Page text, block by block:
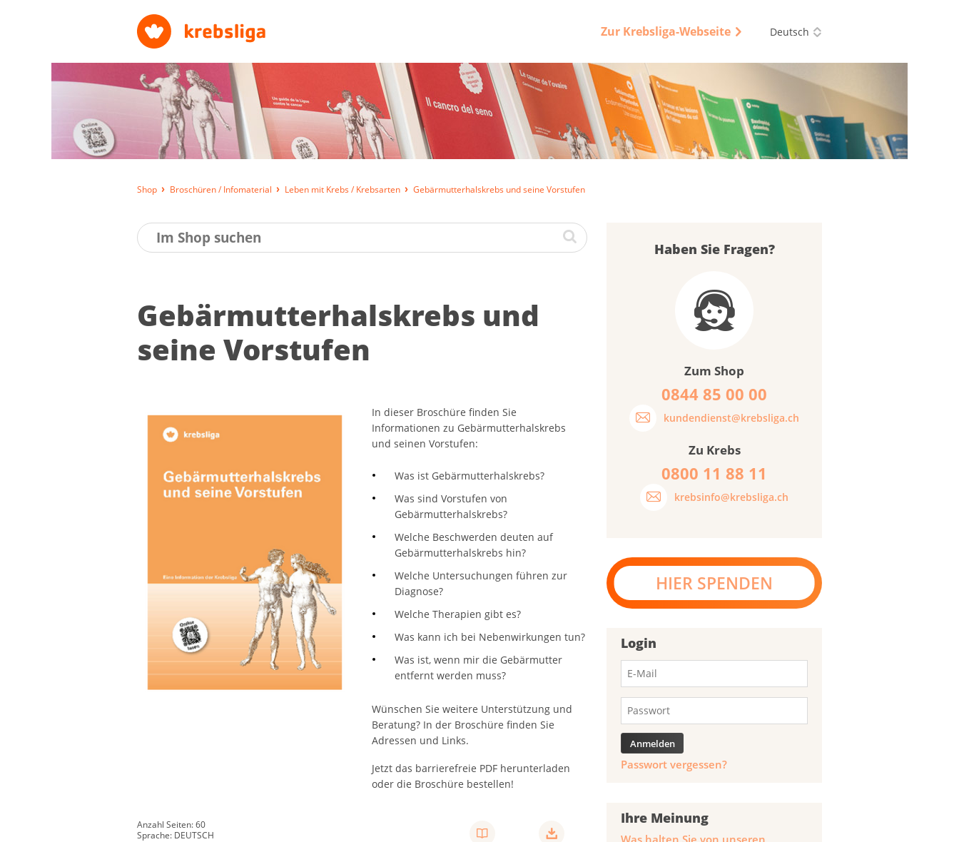
Zur Krebsliga-Webseite Deutsch
Shop Broschüren / Infomaterial Leben mit Krebs / Krebsarten Gebärmutterhalskrebs und seine Vorstufen
Ge­bär­mut­ter­hals­krebs und
sei­ne Vor­stu­fen
In dieser Broschüre finden Sie
Informationen zu Gebärmutterhalskrebs
und seinen Vorstufen:
Was ist Gebärmutterhalskrebs?
Was sind Vorstufen von
Gebärmutterhalskrebs?
Welche Beschwerden deuten auf
Gebärmutterhalskrebs hin?
Welche Untersuchungen führen zur
Diagnose?
Welche Therapien gibt es?
Was kann ich bei Nebenwirkungen tun?
Was ist, wenn mir die Gebärmutter
entfernt werden muss?
Wünschen Sie weitere Unterstützung und
Beratung? In der Broschüre finden Sie
Adressen und Links.
Jetzt das barrierefreie PDF herunterladen
oder die Broschüre bestellen!
Anzahl Seiten: 60
Sprache: DEUTSCH
Haben Sie Fragen?
Zum Shop
0844 85 00 00
kundendienst@krebsliga.ch
Zu Krebs
0800 11 88 11
krebsinfo@krebsliga.ch
HIER SPENDEN
Login
Passwort vergessen?
Ihre Meinung